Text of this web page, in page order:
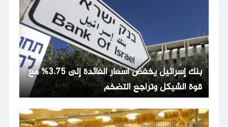
بنك إسرائيل يخفض أسعار الفائدة إلى 3.75% مع
قوة الشيكل وتراجع التضخم